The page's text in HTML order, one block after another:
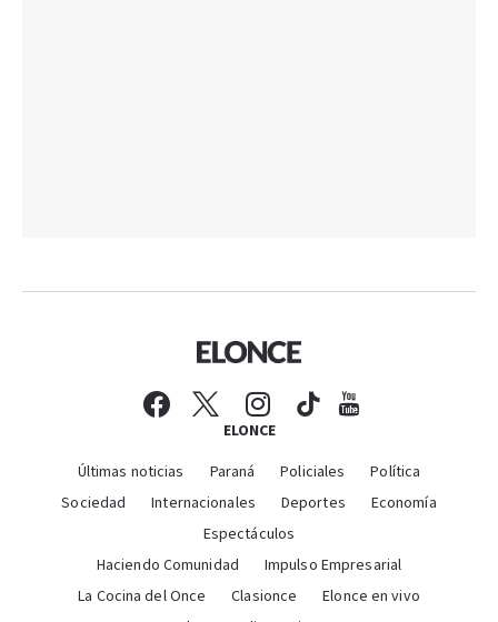
ELONCE
Últimas noticias Paraná Policiales
Política
Sociedad
Internacionales Deportes
Economía
Espectáculos
Haciendo Comunidad
Impulso Empresarial
La Cocina del Once
Clasionce
Elonce en vivo